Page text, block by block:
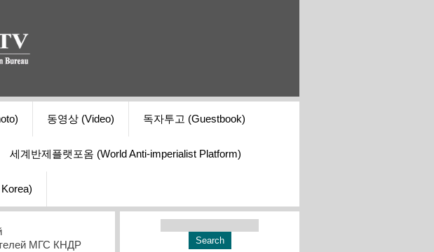
동영상 (Video) 독자투고 (Guestbook)
세계반제플랫포옴 (World Anti-imperialist Platform)
МГС КНДР